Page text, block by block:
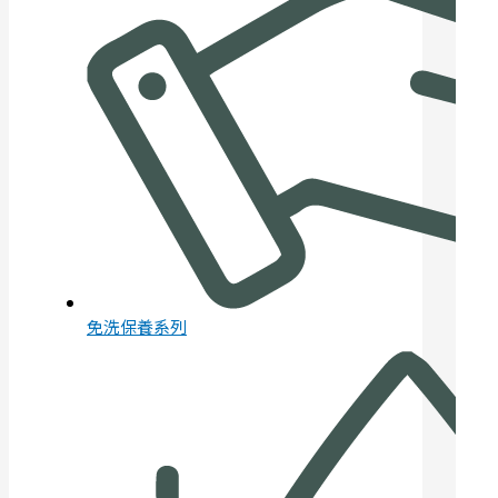
免洗保養系列